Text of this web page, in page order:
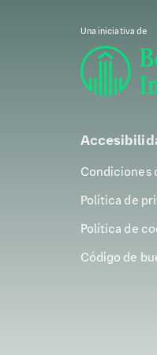
Una iniciativa de
Condiciones
Política de
Política de
Código de